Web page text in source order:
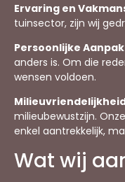
Ervaring en
tuinsector, zijn wij
Persoonlijke Aanpak
anders is. Om die
wensen voldoen.
milieubewustzijn.
enkel aantrekkelijk,
Wat wij